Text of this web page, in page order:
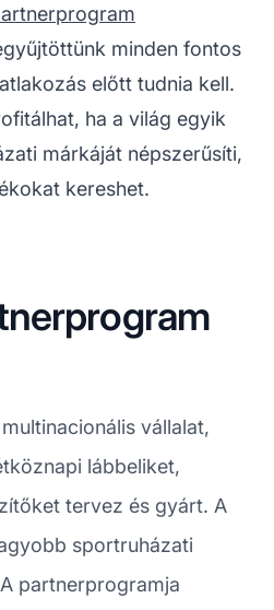
minden fontos
előtt tudnia kell.
ha a világ egyik
márkáját népszerűsíti,
kereshet.
vállalat,
lábbeliket,
tervez és gyárt. A
sportruházati
partnerprogramja